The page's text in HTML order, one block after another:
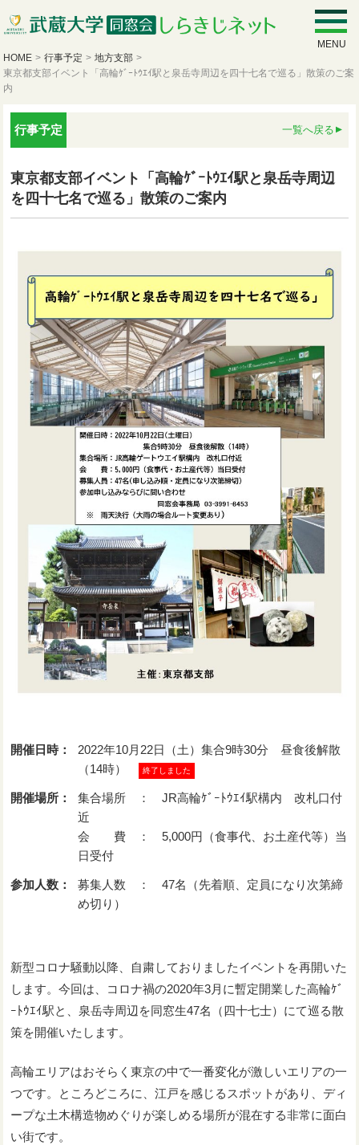
MENU
HOME > 行事予定 > 地方支部 >
東京都支部イベント「高輪ｹﾞｰﾄｳｴｲ駅と泉岳寺周辺を四十七名で巡る」散策のご案
内
行事予定 一覧へ戻る
東京都支部イベント「高輪ｹﾞｰﾄｳｴｲ駅と泉岳寺周辺
を四十七名で巡る」散策のご案内
開催日時：
2022年10月22日（土）集合9時30分 昼食後解散
（14時）
終了しました
開催場所：
集合場所 ： JR高輪ｹﾞｰﾄｳｴｲ駅構内 改札口付
近
会 費 ： 5,000円（食事代、お土産代等）当
日受付
参加人数：
募集人数 ： 47名（先着順、定員になり次第締
め切り）
新型コロナ騒動以降、自粛しておりましたイベントを再開いた
します。今回は、コロナ禍の2020年3月に暫定開業した高輪ｹﾞ
ｰﾄｳｴｲ駅と、泉岳寺周辺を同窓生47名（四十七士）にて巡る散
策を開催いたします。
高輪エリアはおそらく東京の中で一番変化が激しいエリアの一
つです。ところどころに、江戸を感じるスポットがあり、ディ
ープな土木構造物めぐりが楽しめる場所が混在する非常に面白
い街です。